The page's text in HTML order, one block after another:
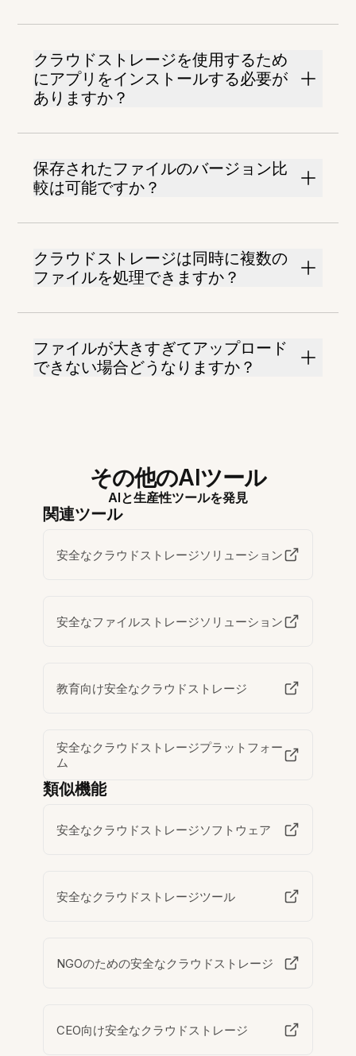
クラウドストレージを使用するため
にアプリをインストールする必要が
ありますか？
保存されたファイルのバージョン比
較は可能ですか？
クラウドストレージは同時に複数の
ファイルを処理できますか？
ファイルが大きすぎてアップロード
できない場合どうなりますか？
その他のAIツール
AIと生産性ツールを発見
関連ツール
安全なクラウドストレージソリューション
安全なファイルストレージソリューション
教育向け安全なクラウドストレージ
安全なクラウドストレージプラットフォー
ム
類似機能
安全なクラウドストレージソフトウェア
安全なクラウドストレージツール
NGOのための安全なクラウドストレージ
CEO向け安全なクラウドストレージ